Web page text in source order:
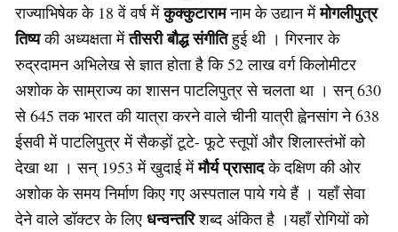
राज्याभिषेक के 18 वें वर्ष मेंकुक्कुटारामनाम के उद्यान मेंमोगलीपुत्र
तिष्यकी अध्यक्षता मेंतीसरी बौद्ध संगीतिहुई थी । गिरनार के
रुद्रदामन अभिलेख से ज्ञात होता है कि 52 लाख वर्ग किलोमीटर
अशोक के साम्राज्य का शासन पाटलिपुत्र से चलता था । सन् 630
से 645 तक भारत की यात्रा करने वाले चीनी यात्री ह्वेनसांग ने 638
ईसवी में पाटलिपुत्र में सैकड़ों टूटे- फूटे स्तूपों और शिलास्तंभों को
देखा था । सन् 1953 में खुदाई मेंमौर्य प्रासादके दक्षिण की ओर
अशोक के समय निर्माण किए गए अस्पताल पाये गये हैं । यहाँ सेवा
देने वाले डॉक्टर के लिए धन्वन्तरिशब्द अंकित है ।यहाँ रोगियों को